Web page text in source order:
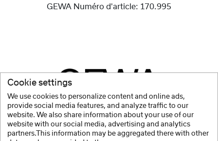
GEWA Numéro d'article: 170.995
Cookie settings
We use cookies to personalize content and online ads,
provide social media features, and analyze traffic to our
website. We also share information about your use of our
website with our social media, advertising and analytics
partners.This information may be aggregated there with other